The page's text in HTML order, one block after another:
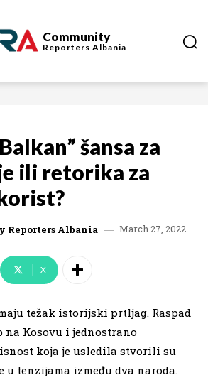
Community
Reporters Albania
šansa za
ili retorika za
Reporters Albania March 27, 2022
X
težak istorijski prtljag. Raspad
na Kosovu i jednostrano
koja je usledila stvorili su
tenzijama između dva naroda.